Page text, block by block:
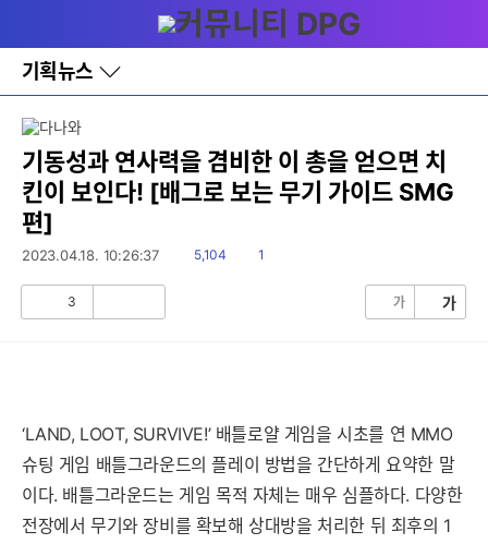
와
홈
기획뉴스
바
로
레
이
어
창
글
기동성과 연사력을 겸비한 이 총을 얻으면 치
킨이 보인다! [배그로 보는 무기 가이드 SMG
편]
2023.04.18. 10:26:37
읽
5,104
댓1
3 가 가
‘LAND, LOOT, SURVIVE!’ 배틀로얄 게임을 시초를 연 MMO
슈팅 게임 배틀그라운드의 플레이 방법을 간단하게 요약한 말
이다. 배틀그라운드는 게임 목적 자체는 매우 심플하다. 다양한
전장에서 무기와 장비를 확보해 상대방을 처리한 뒤 최후의 1